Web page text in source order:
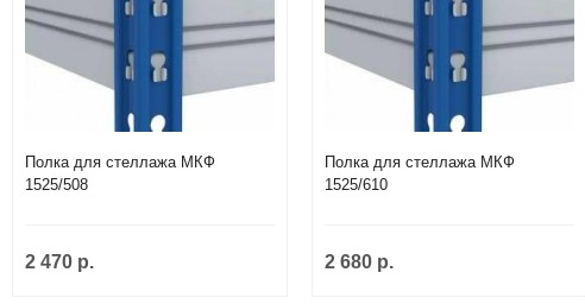
Полка для стеллажа МКФ
1525/508
2 470 р.
Полка для стеллажа МКФ
1525/610
2 680 р.